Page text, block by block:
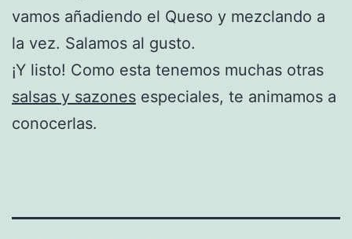
vamos añadiendo el Queso y mezclando a
la vez. Salamos al gusto.
¡Y listo! Como esta tenemos muchas otras
salsas y sazones especiales, te animamos a
conocerlas.